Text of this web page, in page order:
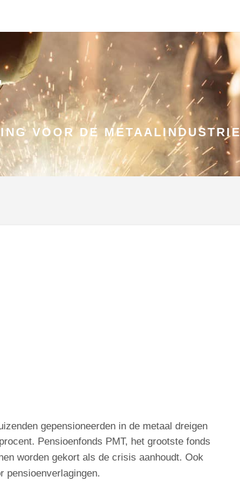
VOOR DE METAALINDUSTRIE
gepensioneerden in de metaal dreigen
Pensioenfonds PMT, het grootste fonds
worden gekort als de crisis aanhoudt. Ook
pensioenverlagingen.